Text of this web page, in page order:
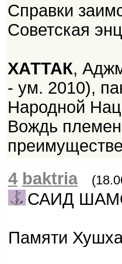
Справки
Советская
ХАТТАК,
- ум. 2010),
Народной
Вождь
4 baktria
САИД
Памяти